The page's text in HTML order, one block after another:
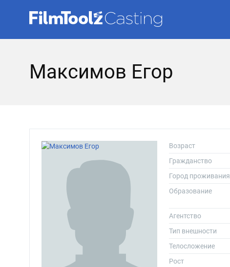
Максимов Егор
Возраст
Гражданство
Город проживания
Образование
Агентство
Тип внешности
Телосложение
Рост